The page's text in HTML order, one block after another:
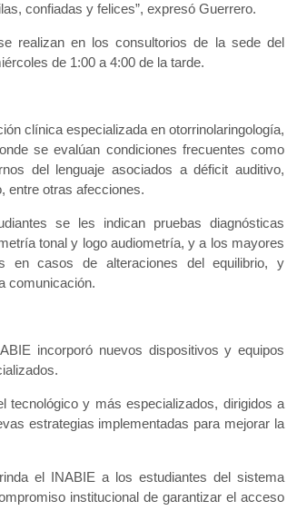
confiadas y felices”, expresó Guerrero.
realizan en los consultorios de la sede del
de 1:00 a 4:00 de la tarde.
clínica especializada en otorrinolaringología,
se evalúan condiciones frecuentes como
del lenguaje asociados a déficit auditivo,
entre otras afecciones.
se les indican pruebas diagnósticas
tonal y logo audiometría, y a los mayores
en casos de alteraciones del equilibrio, y
comunicación.
incorporó nuevos dispositivos y equipos
tecnológico y más especializados, dirigidos a
estrategias implementadas para mejorar la
el INABIE a los estudiantes del sistema
institucional de garantizar el acceso